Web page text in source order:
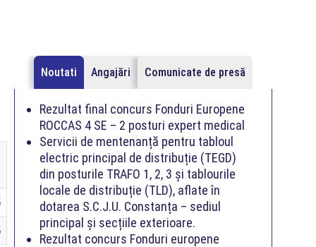
Noutati Angajări Comunicate de presă
Rezultat final concurs Fonduri Europene
ROCCAS 4 SE – 2 posturi expert medical
Servicii de mentenanță pentru tabloul
electric principal de distribuție (TEGD)
din posturile TRAFO 1, 2, 3 și tablourile
locale de distribuție (TLD), aflate în
dotarea S.C.J.U. Constanța – sediul
principal și secțiile exterioare.
Rezultat concurs Fonduri europene